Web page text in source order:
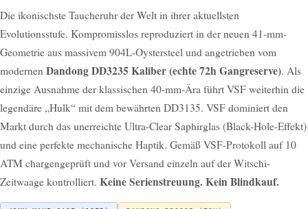
Die ikonischste Taucheruhr der Welt in ihrer aktuellsten
Evolutionsstufe. Kompromisslos reproduziert in der neuen 41-mm-
Geometrie aus massivem 904L-Oystersteel und angetrieben vom
modernenDandong DD3235 Kaliber (echte 72h Gangreserve). Als
einzige Ausnahme der klassischen 40-mm-Ära führt VSF weiterhin die
legendäre „Hulk“ mit dem bewährten DD3135. VSF dominiert den
Markt durch das unerreichte Ultra-Clear Saphirglas (Black-Hole-Effekt)
und eine perfekte mechanische Haptik. Gemäß VSF-Protokoll auf 10
ATM chargengeprüft und vor Versand einzeln auf der Witschi-
Zeitwaage kontrolliert.Keine Serienstreuung. Kein Blindkauf.